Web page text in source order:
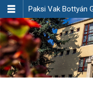
 Paksi Vak Bottyán